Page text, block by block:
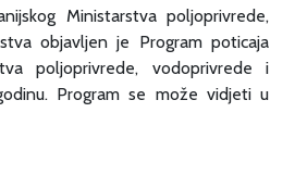
Ministarstva poljoprivrede,
objavljen je Program poticaja
poljoprivrede, vodoprivrede i
Program se može vidjeti u